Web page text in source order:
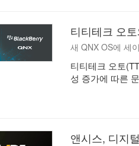
티티테크 오
새 QNX OS에 세
티티테크 오토
성 증가에 따른
앤시스, 디지